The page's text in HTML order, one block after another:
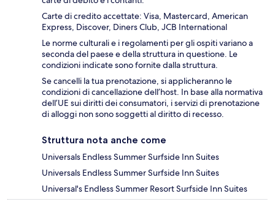
Carte di credito accettate: Visa, Mastercard, American
Express, Discover, Diners Club, JCB International
Le norme culturali e i regolamenti per gli ospiti variano a
seconda del paese e della struttura in questione. Le
condizioni indicate sono fornite dalla struttura.
Se cancelli la tua prenotazione, si applicheranno le
condizioni di cancellazione dell’host. In base alla normativa
dell’UE sui diritti dei consumatori, i servizi di prenotazione
di alloggi non sono soggetti al diritto di recesso.
Struttura nota anche come
Universals Endless Summer Surfside Inn Suites
Universals Endless Summer Surfside Inn Suites
Universal's Endless Summer Resort Surfside Inn Suites